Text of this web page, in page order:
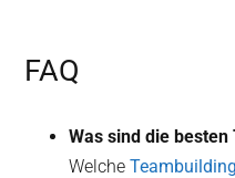
FAQ
Was sind die
Welche